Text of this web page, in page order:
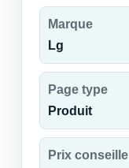
Marque
Lg
Page type
Produit
Prix conseille